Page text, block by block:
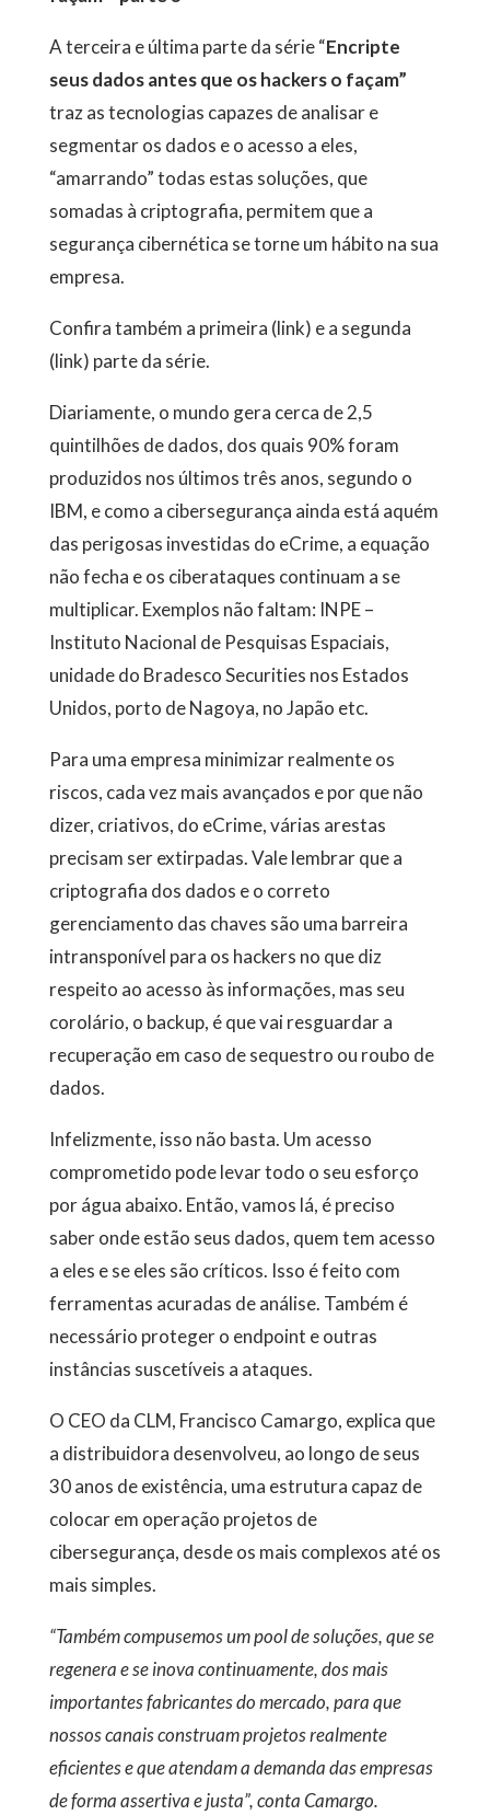
A terceira e última parte da série “Encripte
seus dados antes que os hackers o façam”
traz as tecnologias capazes de analisar e
segmentar os dados e o acesso a eles,
“amarrando” todas estas soluções, que
somadas à criptografia, permitem que a
segurança cibernética se torne um hábito na sua
empresa.
Confira também a primeira (link) e a segunda
(link) parte da série.
Diariamente, o mundo gera cerca de 2,5
quintilhões de dados, dos quais 90% foram
produzidos nos últimos três anos, segundo o
IBM, e como a cibersegurança ainda está aquém
das perigosas investidas do eCrime, a equação
não fecha e os ciberataques continuam a se
multiplicar. Exemplos não faltam: INPE –
Instituto Nacional de Pesquisas Espaciais,
unidade do Bradesco Securities nos Estados
Unidos, porto de Nagoya, no Japão etc.
Para uma empresa minimizar realmente os
riscos, cada vez mais avançados e por que não
dizer, criativos, do eCrime, várias arestas
precisam ser extirpadas. Vale lembrar que a
criptografia dos dados e o correto
gerenciamento das chaves são uma barreira
intransponível para os hackers no que diz
respeito ao acesso às informações, mas seu
corolário, o backup, é que vai resguardar a
recuperação em caso de sequestro ou roubo de
dados.
Infelizmente, isso não basta. Um acesso
comprometido pode levar todo o seu esforço
por água abaixo. Então, vamos lá, é preciso
saber onde estão seus dados, quem tem acesso
a eles e se eles são críticos. Isso é feito com
ferramentas acuradas de análise. Também é
necessário proteger o endpoint e outras
instâncias suscetíveis a ataques.
O CEO da CLM, Francisco Camargo, explica que
a distribuidora desenvolveu, ao longo de seus
30 anos de existência, uma estrutura capaz de
colocar em operação projetos de
cibersegurança, desde os mais complexos até os
mais simples.
“Também compusemos um pool de soluções, que se
regenera e se inova continuamente, dos mais
importantes fabricantes do mercado, para que
nossos canais construam projetos realmente
eficientes e que atendam a demanda das empresas
de forma assertiva e justa”, conta Camargo.